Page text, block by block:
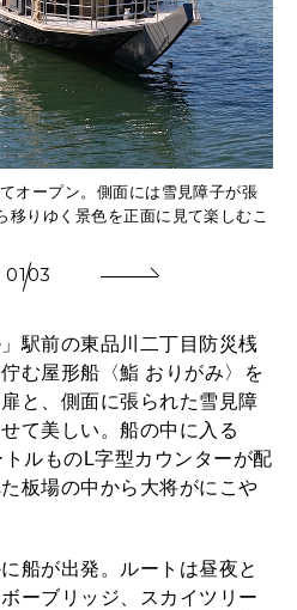
き”に出会いに。韓国」
つくる、学びの教科書。」
イーツ予想図 2026」
を掴む 新・開運術。」
US!
オープン。側面には雪見障子が張
移りゆく景色を正面に見て楽しむこ
0103
駅前の東品川二丁目防災桟
む屋形船〈鮨 おりがみ〉を
と、側面に張られた雪見障
て美しい。船の中に入る
ルものL字型カウンターが配
板場の中から大将がにこや
船が出発。ルートは昼夜と
ーブリッジ、スカイツリー